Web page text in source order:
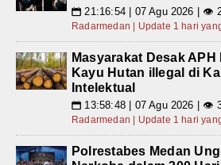
📅 21:16:54 | 07 Agu 2026 | 👁
Radarmedan | Update 1 hari
Masyarakat Desak
Kayu Hutan illegal di
Intelektual
📅 13:58:48 | 07 Agu 2026 | 👁
Radarmedan | Update 1 hari
Polrestabes Medan